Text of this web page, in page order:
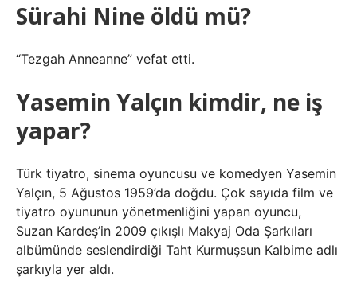
Sürahi Nine öldü mü?
“Tezgah Anneanne” vefat etti.
Yasemin Yalçın kimdir, ne iş
yapar?
Türk tiyatro, sinema oyuncusu ve komedyen Yasemin
Yalçın, 5 Ağustos 1959’da doğdu. Çok sayıda film ve
tiyatro oyununun yönetmenliğini yapan oyuncu,
Suzan Kardeş’in 2009 çıkışlı Makyaj Oda Şarkıları
albümünde seslendirdiği Taht Kurmuşsun Kalbime adlı
şarkıyla yer aldı.